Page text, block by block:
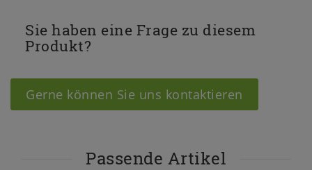
Sie haben eine Frage zu diesem
Produkt?
Gerne können Sie uns kontaktieren
Passende Artikel